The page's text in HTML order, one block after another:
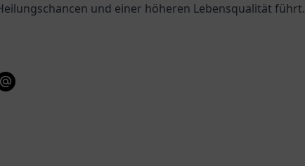
und einer höheren Lebensqualität führt.